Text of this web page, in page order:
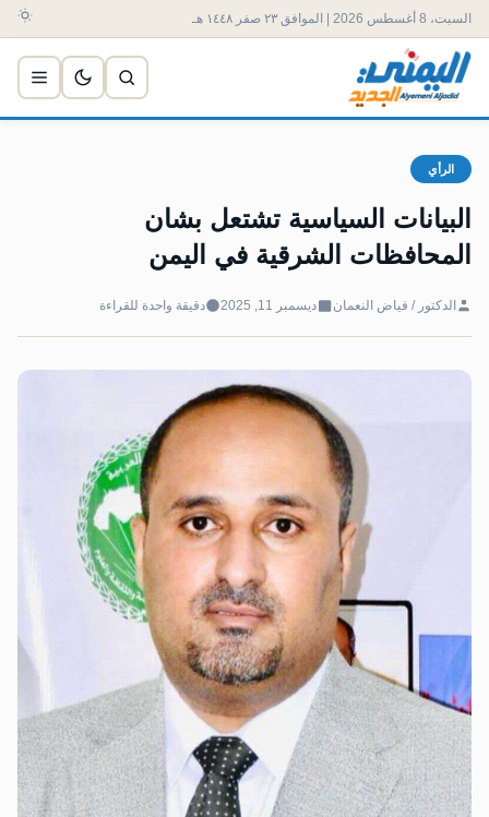
السبت، 8 أغسطس 2026 | الموافق ٢٣ صفر ١٤٤٨ هـ
الرأي
البيانات السياسية تشتعل بشان
المحافظات الشرقية في اليمن
الدكتور / فياض النعمان ديسمبر 11, 2025 دقيقة واحدة للقراءة